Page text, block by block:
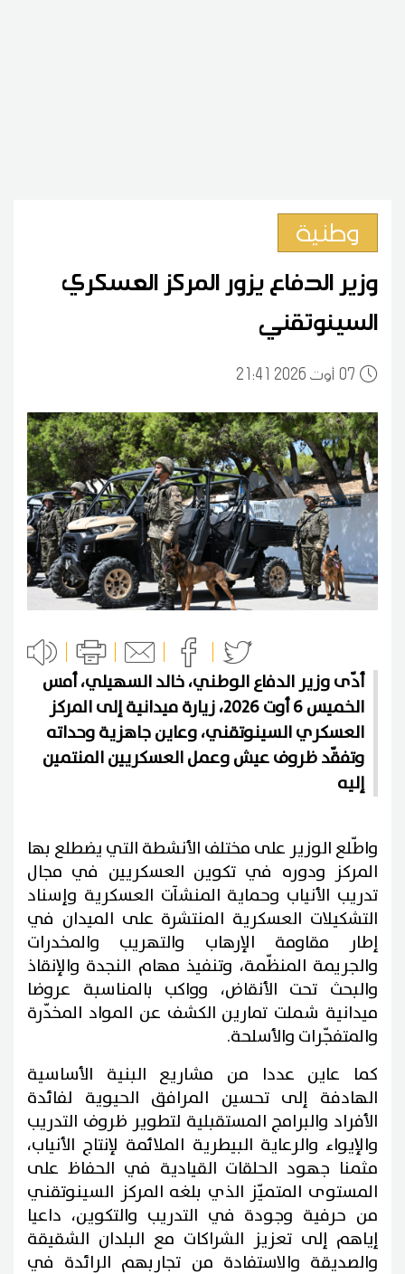
وطنية
وزير الدفاع يزور المركز العسكري
السينوتقني
0721:41 2026 أوت
أدّى وزير الدفاع الوطني، خالد السهيلي، أمس
الخميس 6 أوت 2026، زيارة ميدانية إلى المركز
العسكري السينوتقني، وعاين جاهزية وحداته
وتفقّد ظروف عيش وعمل العسكريين المنتمين
إليه
واطّلع الوزير على مختلف الأنشطة التي يضطلع بها
المركز ودوره في تكوين العسكريين في مجال
تدريب الأنياب وحماية المنشآت العسكرية وإسناد
التشكيلات العسكرية المنتشرة على الميدان في
إطار مقاومة الإرهاب والتهريب والمخدرات
والجريمة المنظّمة، وتنفيذ مهام النجدة والإنقاذ
والبحث تحت الأنقاض، وواكب بالمناسبة عروضا
ميدانية شملت تمارين الكشف عن المواد المخدّرة
والمتفجّرات والأسلحة.
كما عاين عددا من مشاريع البنية الأساسية
الهادفة إلى تحسين المرافق الحيوية لفائدة
الأفراد والبرامج المستقبلية لتطوير ظروف التدريب
والإيواء والرعاية البيطرية الملائمة لإنتاج الأنياب،
مثمنا جهود الحلقات القيادية في الحفاظ على
المستوى المتميّز الذي بلغه المركز السينوتقني
من حرفية وجودة في التدريب والتكوين، داعيا
إياهم إلى تعزيز الشراكات مع البلدان الشقيقة
والصديقة والاستفادة من تجاربهم الرائدة في